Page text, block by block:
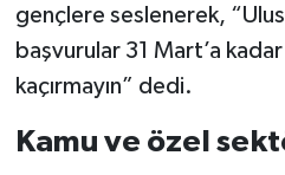
gençlere seslenerek,
başvurular 31 Mart’a kadar
kaçırmayın” dedi.
Kamu ve özel